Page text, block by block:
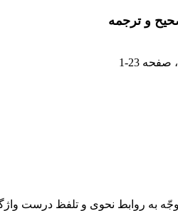
و ترجمه
، صفحه 1-23
به روابط نحوی و تلفظ درست